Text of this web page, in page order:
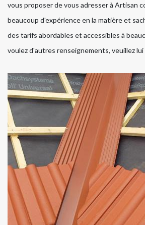
vous proposer de vous adresser à Artisan
beaucoup d'expérience en la matière et
des tarifs abordables et accessibles à
voulez d'autres renseignements, veuillez